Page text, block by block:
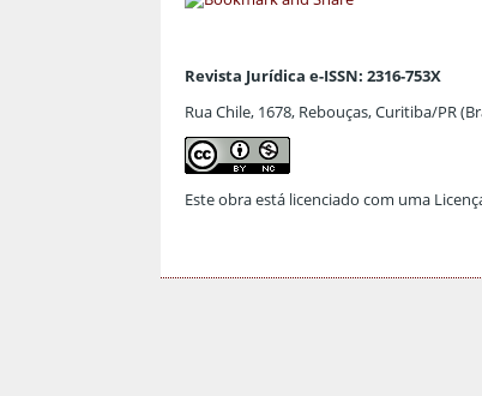
Revista Jurídica e-ISSN: 2316-753X
Rua Chile, 1678, Rebouças, Curitiba/PR
Este obra está licenciado com uma